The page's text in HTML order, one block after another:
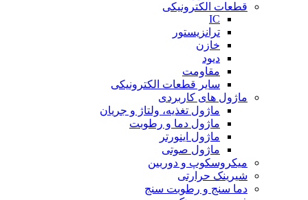
قطعات الکترونیکی
IC
ترانزیستور
خازن
دیود
مقاومت
سایر قطعات الکترونیکی
ماژول های کاربردی
ماژول تغذیه، ولتاژ و جریان
ماژول دما و رطوبت
ماژول اینورتر
ماژول صوتی
میکروسکوپ و دوربین
شیرینک حرارتی
دما سنج و رطوبت سنج